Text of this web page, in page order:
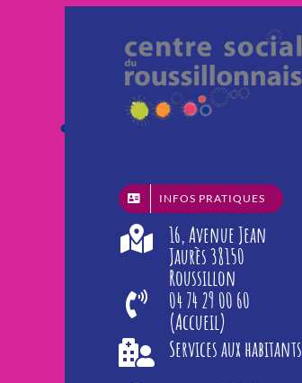
INFOS PRATIQUES
16, Avenue Jean
Jaurès 38150
Roussillon
04 74 29 00 60
(Accueil)
Services aux habitants